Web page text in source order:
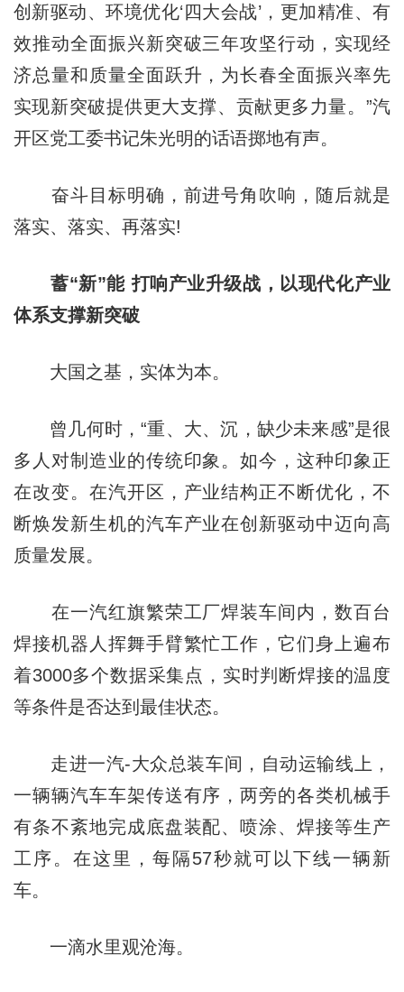
创新驱动、环境优化‘四大会战’，更加精准、有
效推动全面振兴新突破三年攻坚行动，实现经
济总量和质量全面跃升，为长春全面振兴率先
实现新突破提供更大支撑、贡献更多力量。”汽
开区党工委书记朱光明的话语掷地有声。
奋斗目标明确，前进号角吹响，随后就是
落实、落实、再落实!
蓄“新”能 打响产业升级战，以现代化产业
体系支撑新突破
大国之基，实体为本。
曾几何时，“重、大、沉，缺少未来感”是很
多人对制造业的传统印象。如今，这种印象正
在改变。在汽开区，产业结构正不断优化，不
断焕发新生机的汽车产业在创新驱动中迈向高
质量发展。
在一汽红旗繁荣工厂焊装车间内，数百台
焊接机器人挥舞手臂繁忙工作，它们身上遍布
着3000多个数据采集点，实时判断焊接的温度
等条件是否达到最佳状态。
走进一汽-大众总装车间，自动运输线上，
一辆辆汽车车架传送有序，两旁的各类机械手
有条不紊地完成底盘装配、喷涂、焊接等生产
工序。在这里，每隔57秒就可以下线一辆新
车。
一滴水里观沧海。